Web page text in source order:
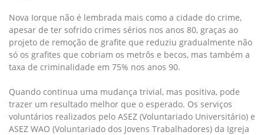
Nova Iorque não é lembrada mais como a cidade do crime,
apesar de ter sofrido crimes sérios nos anos 80, graças ao
projeto de remoção de grafite que reduziu gradualmente não
só os grafites que cobriam os metrôs e becos, mas também a
taxa de criminalidade em 75% nos anos 90.
Quando continua uma mudança trivial, mas positiva, pode
trazer um resultado melhor que o esperado. Os serviços
voluntários realizados pelo ASEZ (Voluntariado Universitário) e
ASEZ WAO (Voluntariado dos Jovens Trabalhadores) da Igreja